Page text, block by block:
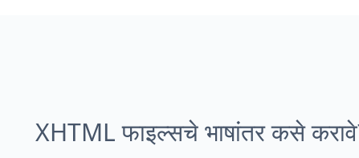
XHTML फाइल्सचे भाषांतर कसे